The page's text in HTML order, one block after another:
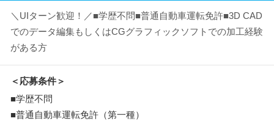
＼UIターン歓迎！／■学歴不問■普通自動車運転免許■3D CAD
でのデータ編集もしくはCGグラフィックソフトでの加工経験
がある方
＜応募条件＞
■学歴不問
■普通自動車運転免許（第一種）